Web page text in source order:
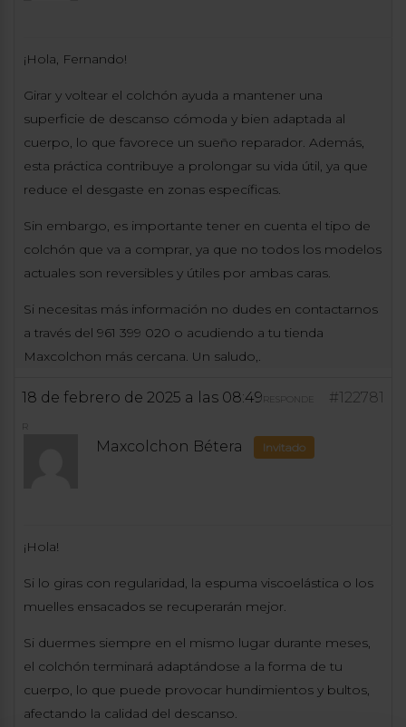
¡Hola, Fernando!
Girar y voltear el colchón ayuda a mantener una
superficie de descanso cómoda y bien adaptada al
cuerpo, lo que favorece un sueño reparador. Además,
esta práctica contribuye a prolongar su vida útil, ya que
reduce el desgaste en zonas específicas.
Sin embargo, es importante tener en cuenta el tipo de
colchón que va a comprar, ya que no todos los modelos
actuales son reversibles y útiles por ambas caras.
Si necesitas más información no dudes en contactarnos
a través del 961 399 020 o acudiendo a tu tienda
Maxcolchon más cercana. Un saludo,.
18 de febrero de 2025 a las 08:49 #122781
RESPONDE
R
Maxcolchon Bétera Invitado
¡Hola!
Si lo giras con regularidad, la espuma viscoelástica o los
muelles ensacados se recuperarán mejor.
Si duermes siempre en el mismo lugar durante meses,
el colchón terminará adaptándose a la forma de tu
cuerpo, lo que puede provocar hundimientos y bultos,
afectando la calidad del descanso.